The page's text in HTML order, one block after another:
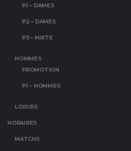
P1 – DAMES
P2 – DAMES
P3 – MIXTE
HOMMES
PROMOTION
P1 – HOMMES
LOISIRS
HORAIRES
MATCHS